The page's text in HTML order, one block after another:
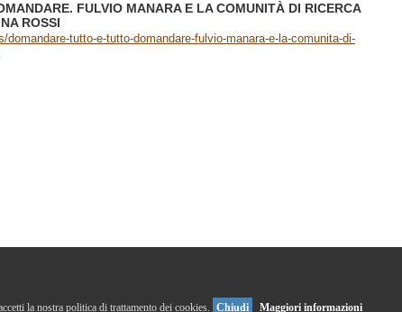
FULVIO MANARA E LA COMUNITÀ DI RICERCA
ROSSI
tutto-e-tutto-domandare-fulvio-manara-e-la-comunita-di-
la nostra politica di trattamento dei cookies. Chiudi Maggiori informazioni